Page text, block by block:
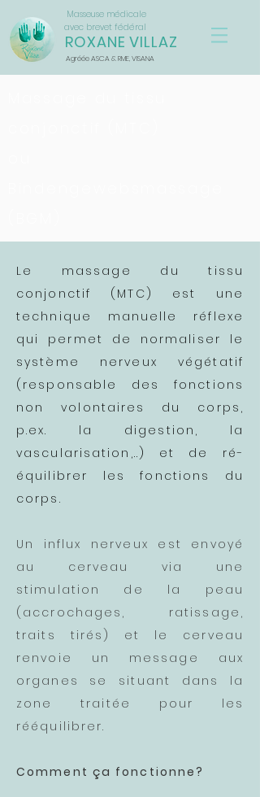
Masseuse médicale
avec brevet fédéral
ROXANE VILLAZ
Agréée ASCA & RME, VISANA
Le massage du tissu
conjonctif (MTC) est une
technique manuelle réflexe
qui permet de normaliser le
système nerveux végétatif
(responsable des fonctions
non volontaires du corps,
p.ex. la digestion, la
vascularisation,..) et de ré-
équilibrer les fonctions du
corps.
Un influx nerveux est envoyé
au cerveau via une
stimulation de la peau
(accrochages, ratissage,
traits tirés) et le cerveau
renvoie un message aux
organes se situant dans la
zone traitée pour les
rééquilibrer.
Comment ça fonctionne?